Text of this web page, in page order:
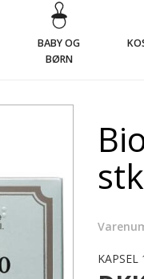
BABY OG
BØRN
KAPSEL